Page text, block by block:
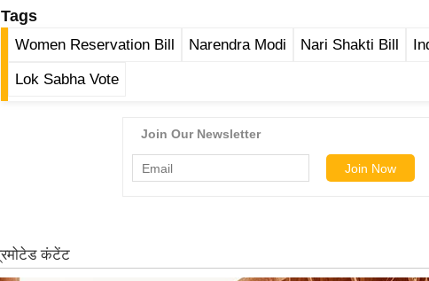
Tags
Women Reservation Bill Narendra Modi Nari Shakti Bill
Lok Sabha Vote